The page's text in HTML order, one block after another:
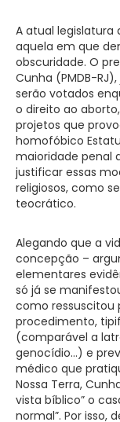
A atual legislatura
aquela em que
obscuridade. O
Cunha (PMDB-
serão votados
o direito ao
projetos que
homofóbico
maioridade penal
justificar essas
religiosos, como
teocrático.
Alegando que a
concepção –
elementares
só já se
como ressuscitou
procedimento,
(comparável a
genocídio…) e
médico que
Nossa Terra,
vista bíblico” o
normal”. Por isso,